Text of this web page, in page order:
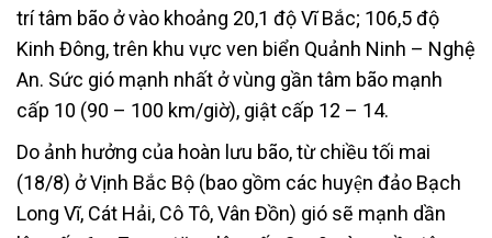
trí tâm bão ở vào khoảng 20,1 độ Vĩ Bắc; 106,5 độ
Kinh Đông, trên khu vực ven biển Quảnh Ninh – Nghệ
An. Sức gió mạnh nhất ở vùng gần tâm bão mạnh
cấp 10 (90 – 100 km/giờ), giật cấp 12 – 14.
Do ảnh hưởng của hoàn lưu bão, từ chiều tối mai
(18/8) ở Vịnh Bắc Bộ (bao gồm các huyện đảo Bạch
Long Vĩ, Cát Hải, Cô Tô, Vân Đồn) gió sẽ mạnh dần